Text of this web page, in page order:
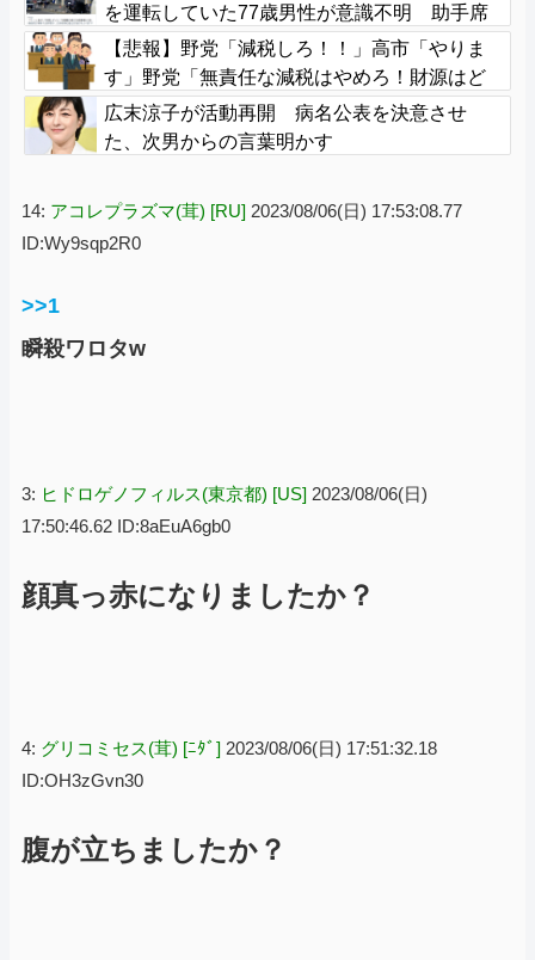
を運転していた77歳男性が意識不明 助手席
の妻は腰を骨折
【悲報】野党「減税しろ！！」高市「やりま
す」野党「無責任な減税はやめろ！財源はど
うする????」
広末涼子が活動再開 病名公表を決意させ
た、次男からの言葉明かす
14: アコレプラズマ(茸) [RU] 2023/08/06(日) 17:53:08.77
ID:Wy9sqp2R0
>>1
瞬殺ワロタw
3: ヒドロゲノフィルス(東京都) [US] 2023/08/06(日)
17:50:46.62 ID:8aEuA6gb0
顔真っ赤になりましたか？
4: グリコミセス(茸) [ﾆﾀﾞ] 2023/08/06(日) 17:51:32.18
ID:OH3zGvn30
腹が立ちましたか？